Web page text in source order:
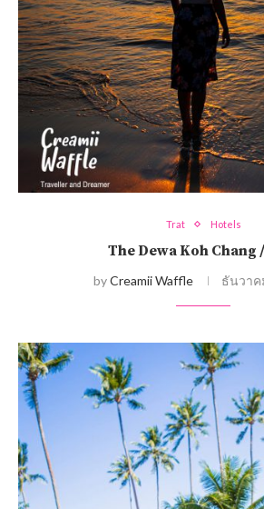
Trat Hotels
The Dewa Koh Chang
byCreamii Waffle ธันวาค